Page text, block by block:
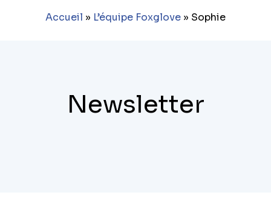
Accueil » L’équipe Foxglove » Sophie
Newsletter